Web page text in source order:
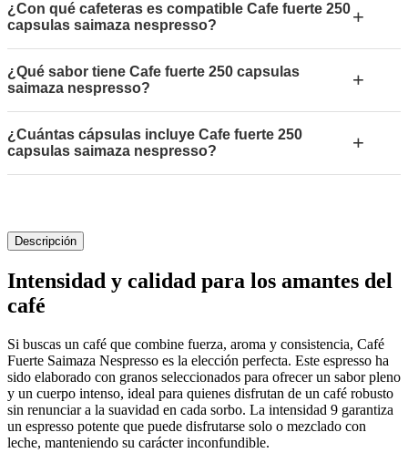
¿Con qué cafeteras es compatible Cafe fuerte 250
capsulas saimaza nespresso?
+
¿Qué sabor tiene Cafe fuerte 250 capsulas
saimaza nespresso?
+
¿Cuántas cápsulas incluye Cafe fuerte 250
capsulas saimaza nespresso?
+
Descripción
Intensidad y calidad para los amantes del
café
Si buscas un café que combine fuerza, aroma y consistencia, Café
Fuerte Saimaza Nespresso es la elección perfecta. Este espresso ha
sido elaborado con granos seleccionados para ofrecer un sabor pleno
y un cuerpo intenso, ideal para quienes disfrutan de un café robusto
sin renunciar a la suavidad en cada sorbo. La intensidad 9 garantiza
un espresso potente que puede disfrutarse solo o mezclado con
leche, manteniendo su carácter inconfundible.